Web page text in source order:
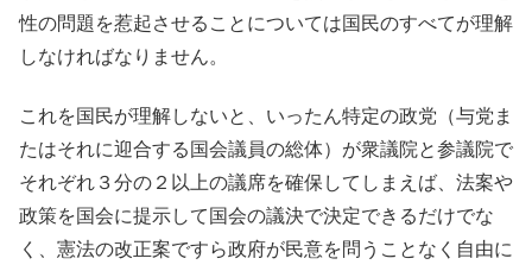
性の問題を惹起させることについては国民のすべてが理解
しなければなりません。
これを国民が理解しないと、いったん特定の政党（与党ま
たはそれに迎合する国会議員の総体）が衆議院と参議院で
それぞれ３分の２以上の議席を確保してしまえば、法案や
政策を国会に提示して国会の議決で決定できるだけでな
く、憲法の改正案ですら政府が民意を問うことなく自由に